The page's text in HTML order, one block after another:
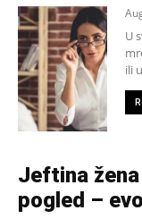
U
ili
Jeftina
pogled –